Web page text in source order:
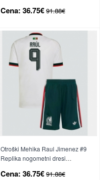
Kratek Rokav (+ hlače)
Cena: 36.75€ 91.88€
Otroški Mehika Raul Jimenez #9
Replika nogometni dresi
Kratek Rokav (+ hlače)
Cena: 36.75€ 91.88€